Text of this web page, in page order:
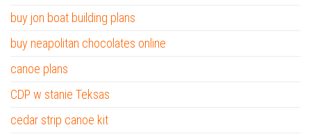
buy jon boat building plans
buy neapolitan chocolates online
canoe plans
CDP w stanie Teksas
cedar strip canoe kit